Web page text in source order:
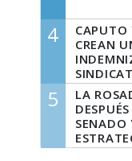
4
CAPUTO
CREAN
5
LA
SENADO